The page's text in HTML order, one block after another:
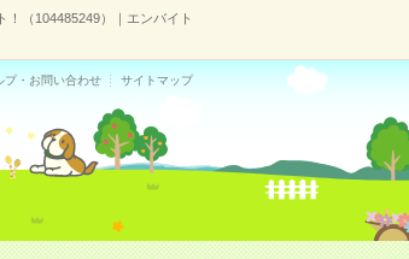
（104485249）｜エンバイト
プ・お問い合わせ サイトマップ